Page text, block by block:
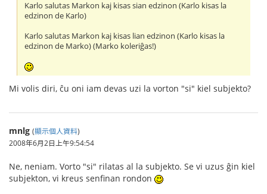
Karlo salutas Markon kaj kisas sian edzinon (Karlo kisas la
edzinon de Karlo)
Karlo salutas Markon kaj kisas lian edzinon (Karlo kisas la
edzinon de Marko) (Marko koleriĝas!)
Mi volis diri, ĉu oni iam devas uzi la vorton "si" kiel subjekto?
mnlg (顯示個人資料)
2008年6月2日上午9:54:54
Ne, neniam. Vorto "si" rilatas al la subjekto. Se vi uzus ĝin kiel
subjekton, vi kreus senfinan rondon